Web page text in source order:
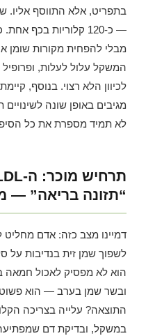
בתפריט, אלא התווסף אליו.
מבלי להפחית מקורות שומן
המשקל עלול לעלות,
לכיוון הלא רצוי. בנוסף,
מגיבים באופן שונה
לא תמיד מספרת את כל
“תזונה בריאה”
דמיינו מצב כזה: אדם מחליט
לשפוך שמן זית בנדיבות על
הוא לא מפסיק לאכול חמאה
ובשר שמן בערב — הוא פשוט
התוצאה? עלייה בצריכה
במשקל, ובדיקת דם